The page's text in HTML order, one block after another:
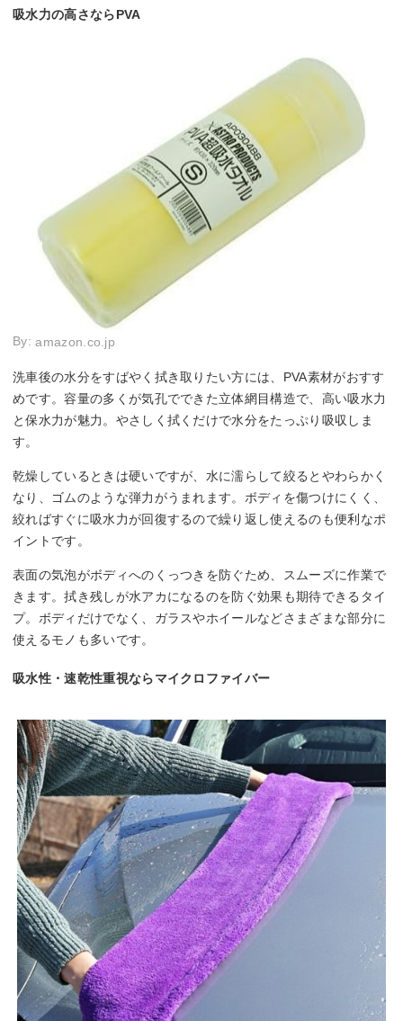
吸水力の高さならPVA
By:amazon.co.jp
洗車後の水分をすばやく拭き取りたい方には、PVA素材がおすす
めです。容量の多くが気孔でできた立体網目構造で、高い吸水力
と保水力が魅力。やさしく拭くだけで水分をたっぷり吸収しま
す。
乾燥しているときは硬いですが、水に濡らして絞るとやわらかく
なり、ゴムのような弾力がうまれます。ボディを傷つけにくく、
絞ればすぐに吸水力が回復するので繰り返し使えるのも便利なポ
イントです。
表面の気泡がボディへのくっつきを防ぐため、スムーズに作業で
きます。拭き残しが水アカになるのを防ぐ効果も期待できるタイ
プ。ボディだけでなく、ガラスやホイールなどさまざまな部分に
使えるモノも多いです。
吸水性・速乾性重視ならマイクロファイバー